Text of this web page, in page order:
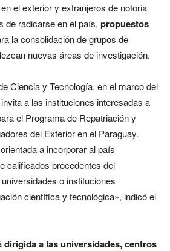
el exterior y extranjeros de notoria
de radicarse en el país, propuestos
la consolidación de grupos de
nuevas áreas de investigación.
Ciencia y Tecnología, en el marco del
a las instituciones interesadas a
el Programa de Repatriación y
del Exterior en el Paraguay.
a incorporar al país
calificados procedentes del
o instituciones
científica y tecnológica», indicó el
dirigida a las universidades, centros